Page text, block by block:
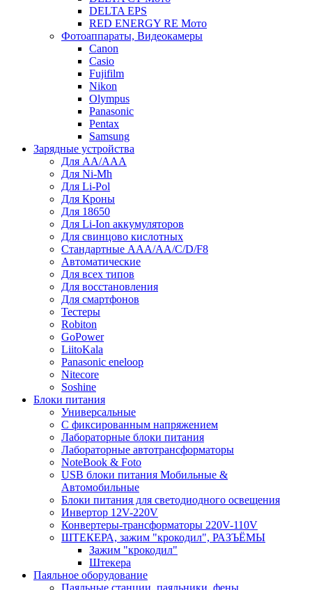
DELTA EPS
RED ENERGY RE Мото
Фотоаппараты, Видеокамеры
Canon
Casio
Fujifilm
Nikon
Olympus
Panasonic
Pentax
Samsung
Зарядные устройства
Для AA/AAA
Для Ni-Mh
Для Li-Pol
Для Кроны
Для 18650
Для Li-Ion аккумуляторов
Для свинцово кислотных
Стандартные ААА/АА/С/D/F8
Автоматические
Для всех типов
Для восстановления
Для смартфонов
Тестеры
Robiton
GoPower
LiitoKala
Panasonic eneloop
Nitecore
Soshine
Блоки питания
Универсальные
C фиксированным напряжением
Лабораторные блоки питания
Лабораторные автотрансформаторы
NoteBook & Foto
USB блоки питания Мобильные &
Автомобильные
Блоки питания для светодиодного освещения
Инвертор 12V-220V
Конвертеры-трансформаторы 220V-110V
ШТЕКЕРА, зажим "крокодил", РАЗЪЁМЫ
Зажим "крокодил"
Штекера
Паяльное оборудование
Паяльные станции, паяльники, фены